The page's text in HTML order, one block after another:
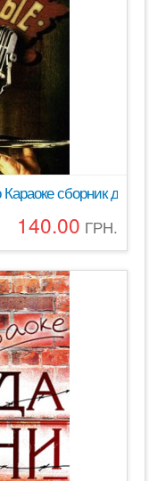
сборник для
140.00 ГРН.